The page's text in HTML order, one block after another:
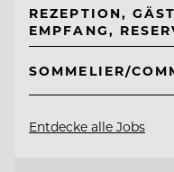
REZEPTION,
EMPFANG,
SOMMELIER/
Entdecke alle Jobs